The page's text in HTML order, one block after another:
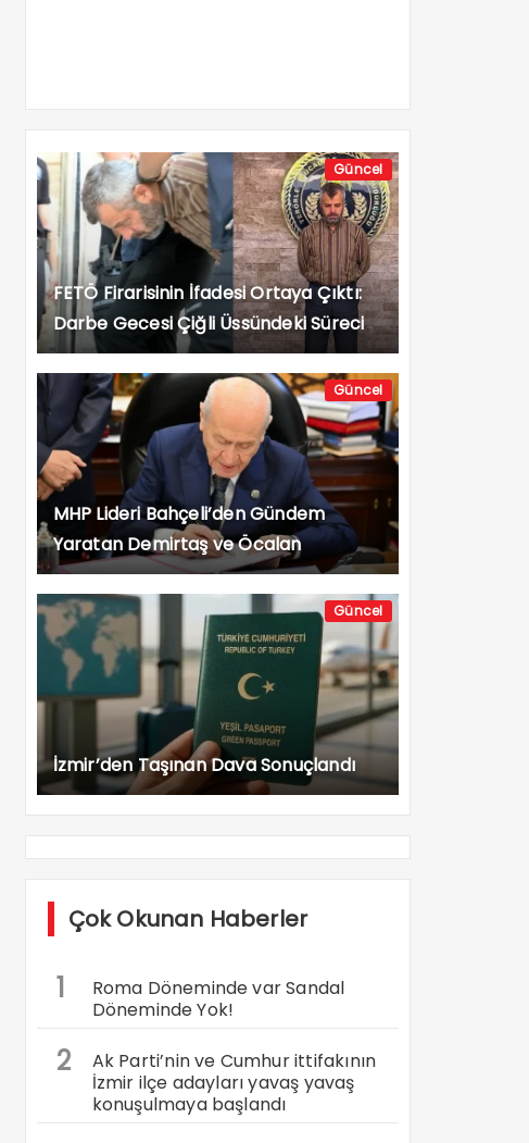
Güncel
FETÖ Firarisinin İfadesi Ortaya Çıktı:
Darbe Gecesi Çiğli Üssündeki Süreci
Anlattı
Güncel
MHP Lideri Bahçeli’den Gündem
Yaratan Demirtaş ve Öcalan
Açıklaması
Güncel
İzmir’den Taşınan Dava Sonuçlandı
Çok Okunan Haberler
1
Roma Döneminde var Sandal
Döneminde Yok!
2
Ak Parti’nin ve Cumhur ittifakının
İzmir ilçe adayları yavaş yavaş
konuşulmaya başlandı